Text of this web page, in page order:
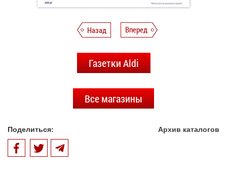
Назад Вперед
Газетки Aldi
Все магазины
Поделиться: Архив каталогов